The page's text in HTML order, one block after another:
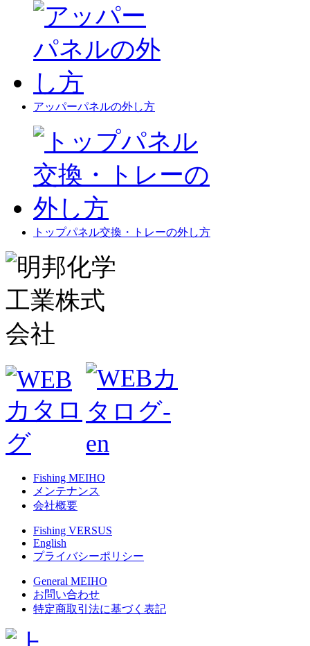
アッパーパネルの外し方
トップパネル交換・トレーの外し方
Fishing MEIHO
メンテナンス
会社概要
Fishing VERSUS
English
プライバシーポリシー
General MEIHO
お問い合わせ
特定商取引法に基づく表記